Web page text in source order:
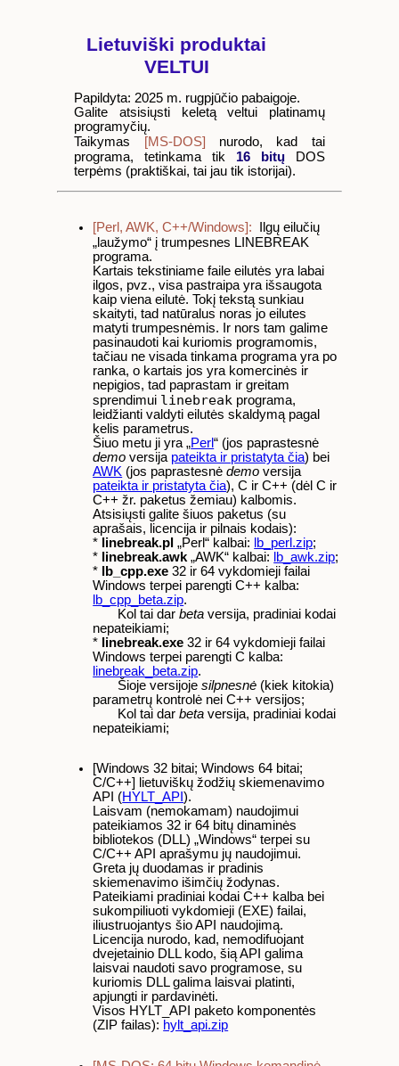
Lietuviški produktai
VELTUI
Papildyta: 2025 m. rugpjūčio pabaigoje.
Galite atsisiųsti keletą veltui platinamų
programyčių.
Taikymas [MS-DOS] nurodo, kad tai
programa, tetinkama tik 16 bitųDOS
terpėms (praktiškai, tai jau tik istorijai).
[Perl, AWK, C++/Windows]:
Ilgų eilučių
„laužymo“ į trumpesnes LINEBREAK
programa.
Kartais tekstiniame faile eilutės yra labai
ilgos, pvz., visa pastraipa yra išsaugota
kaip viena eilutė. Tokį tekstą sunkiau
skaityti, tad natūralus noras jo eilutes
matyti trumpesnėmis. Ir nors tam galime
pasinaudoti kai kuriomis programomis,
tačiau ne visada tinkama programa yra po
ranka, o kartais jos yra komercinės ir
nepigios, tad paprastam ir greitam
sprendimui linebreak programa,
leidžianti valdyti eilutės skaldymą pagal
kelis parametrus.
Šiuo metu ji yra „Perl“ (jos paprastesnė
demo versija pateikta ir pristatyta čia) bei
AWK (jos paprastesnėdemo versija
pateikta ir pristatyta čia), C ir C++ (dėl C ir
C++ žr. paketus žemiau) kalbomis.
Atsisiųsti galite šiuos paketus (su
aprašais, licencija ir pilnais kodais):
* linebreak.pl „Perl“ kalbai: lb_perl.zip;
* linebreak.awk „AWK“ kalbai: lb_awk.zip;
*
lb_cpp.exe 32 ir 64 vykdomieji failai
Windows terpei parengti C++ kalba:
lb_cpp_beta.zip.
Kol tai darbeta versija, pradiniai kodai
nepateikiami;
* linebreak.exe 32 ir 64 vykdomieji failai
Windows terpei parengti C kalba:
linebreak_beta.zip.
Šioje versijojesilpnesnė (kiek kitokia)
parametrų kontrolė nei C++ versijos;
Kol tai darbeta versija, pradiniai kodai
nepateikiami;
[Windows 32 bitai; Windows 64 bitai;
C/C++] lietuviškų žodžių skiemenavimo
API (HYLT_API).
Laisvam (nemokamam) naudojimui
pateikiamos 32 ir 64 bitų dinaminės
bibliotekos (DLL) „Windows“ terpei su
C/C++ API aprašymu jų naudojimui.
Greta jų duodamas ir pradinis
skiemenavimo išimčių žodynas.
Pateikiami pradiniai kodai C++ kalba bei
sukompiliuoti vykdomieji (EXE) failai,
iliustruojantys šio API naudojimą.
Licencija nurodo, kad, nemodifuojant
dvejetainio DLL kodo, šią API galima
laisvai naudoti savo programose, su
kuriomis DLL galima laisvai platinti,
apjungti ir pardavinėti.
Visos HYLT_API paketo komponentės
(ZIP failas): hylt_api.zip